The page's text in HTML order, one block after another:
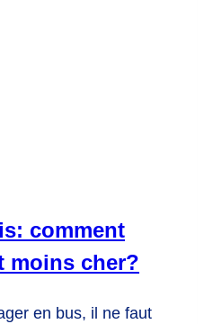
comment
moins cher?
en bus, il ne faut